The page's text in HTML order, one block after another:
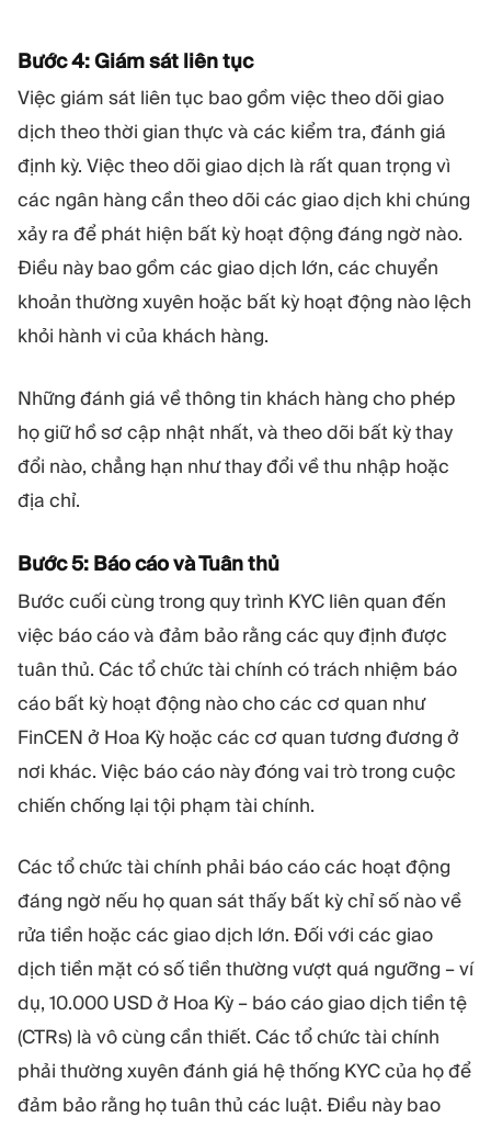
Bước 4: Giám sát liên tục
Việc giám sát liên tục bao gồm việc theo dõi giao
dịch theo thời gian thực và các kiểm tra, đánh giá
định kỳ. Việc theo dõi giao dịch là rất quan trọng vì
các ngân hàng cần theo dõi các giao dịch khi chúng
xảy ra để phát hiện bất kỳ hoạt động đáng ngờ nào.
Điều này bao gồm các giao dịch lớn, các chuyển
khoản thường xuyên hoặc bất kỳ hoạt động nào lệch
khỏi hành vi của khách hàng.
Những đánh giá về thông tin khách hàng cho phép
họ giữ hồ sơ cập nhật nhất, và theo dõi bất kỳ thay
đổi nào, chẳng hạn như thay đổi về thu nhập hoặc
địa chỉ.
Bước 5: Báo cáo và Tuân thủ
Bước cuối cùng trong quy trình KYC liên quan đến
việc báo cáo và đảm bảo rằng các quy định được
tuân thủ. Các tổ chức tài chính có trách nhiệm báo
cáo bất kỳ hoạt động nào cho các cơ quan như
FinCEN ở Hoa Kỳ hoặc các cơ quan tương đương ở
nơi khác. Việc báo cáo này đóng vai trò trong cuộc
chiến chống lại tội phạm tài chính.
Các tổ chức tài chính phải báo cáo các hoạt động
đáng ngờ nếu họ quan sát thấy bất kỳ chỉ số nào về
rửa tiền hoặc các giao dịch lớn. Đối với các giao
dịch tiền mặt có số tiền thường vượt quá ngưỡng – ví
dụ, 10.000 USD ở Hoa Kỳ – báo cáo giao dịch tiền tệ
(CTRs) là vô cùng cần thiết. Các tổ chức tài chính
phải thường xuyên đánh giá hệ thống KYC của họ để
đảm bảo rằng họ tuân thủ các luật. Điều này bao